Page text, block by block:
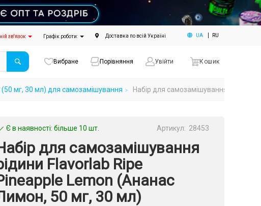
зв'язок Графік роботи: Доставка по всій Україні UA RU
Вибране Порівняння Увійти Кошик
(50 мг, 30 мл) для самозамішування Набір для самозамішування рідини
Є в наявності: більше 10 шт. Артикул: 28453
для самозамішування
Flavorlab Ripe
Lemon (Ананас
50 мг, 30 мл)